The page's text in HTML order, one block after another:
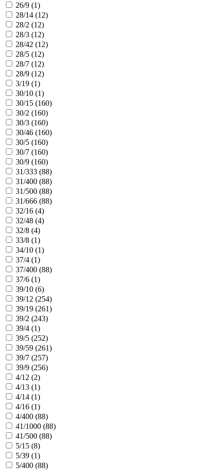
26/9 (1)
28/14 (12)
28/2 (12)
28/3 (12)
28/42 (12)
28/5 (12)
28/7 (12)
28/9 (12)
3/19 (1)
30/10 (1)
30/15 (160)
30/2 (160)
30/3 (160)
30/46 (160)
30/5 (160)
30/7 (160)
30/9 (160)
31/333 (88)
31/400 (88)
31/500 (88)
31/666 (88)
32/16 (4)
32/48 (4)
32/8 (4)
33/8 (1)
34/10 (1)
37/4 (1)
37/400 (88)
37/6 (1)
39/10 (6)
39/12 (254)
39/19 (261)
39/2 (243)
39/4 (1)
39/5 (252)
39/59 (261)
39/7 (257)
39/9 (256)
4/12 (2)
4/13 (1)
4/14 (1)
4/16 (1)
4/400 (88)
41/1000 (88)
41/500 (88)
5/15 (8)
5/39 (1)
5/400 (88)